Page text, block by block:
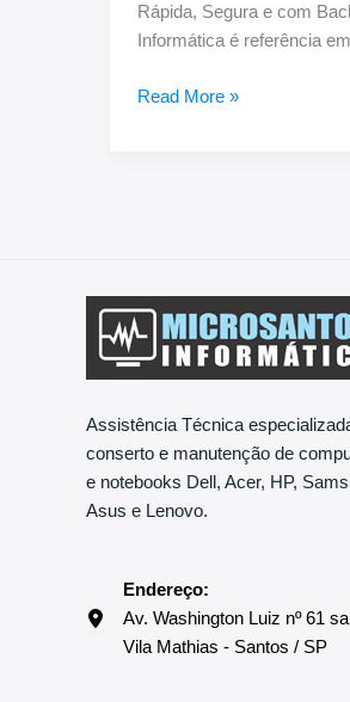
Rápida, Segura e com
Informática é referência
Read More »
Assistência Técnica
conserto e manutenção de
e notebooks Dell, Acer, HP,
Asus e Lenovo.
Endereço:
Av. Washington Luiz nº 61
Vila Mathias - Santos / SP